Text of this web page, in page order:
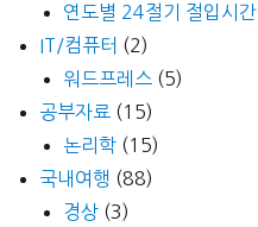
연도별 24절기 절입시간
IT/컴퓨터 (2)
워드프레스 (5)
공부자료 (15)
논리학 (15)
국내여행 (88)
경상 (3)